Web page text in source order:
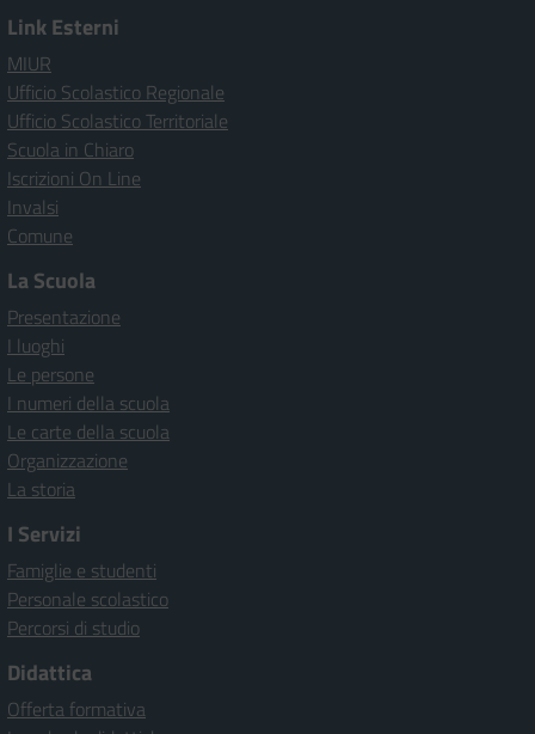
Link Esterni
MIUR
Ufficio Scolastico Regionale
Ufficio Scolastico Territoriale
Scuola in Chiaro
Iscrizioni On Line
Invalsi
Comune
La Scuola
Presentazione
I luoghi
Le persone
I numeri della scuola
Le carte della scuola
Organizzazione
La storia
I Servizi
Famiglie e studenti
Personale scolastico
Percorsi di studio
Didattica
Offerta formativa